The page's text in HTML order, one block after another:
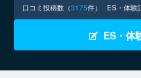
口コミ投稿数（3175件） ES・体験
ES・体